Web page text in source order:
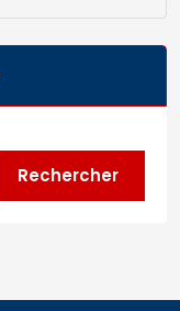
Rechercher